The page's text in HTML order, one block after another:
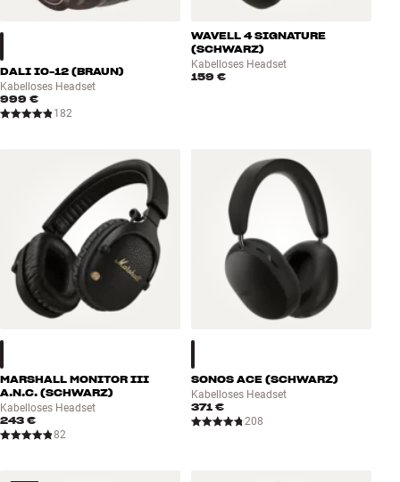
DALI IO-12 (BRAUN)
Kabelloses Headset
999 €
182
WAVELL 4 SIGNATURE
(SCHWARZ)
Kabelloses Headset
159 €
MARSHALL MONITOR III
A.N.C. (SCHWARZ)
Kabelloses Headset
243 €
82
SONOS ACE (SCHWARZ)
Kabelloses Headset
371 €
208